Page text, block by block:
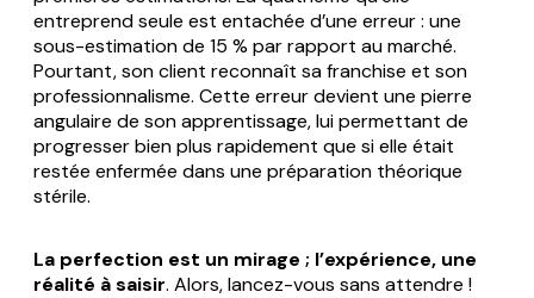
entreprend seule est entachée d’une erreur : une
sous-estimation de 15 % par rapport au marché.
Pourtant, son client reconnaît sa franchise et son
professionnalisme. Cette erreur devient une pierre
angulaire de son apprentissage, lui permettant de
progresser bien plus rapidement que si elle était
restée enfermée dans une préparation théorique
stérile.
La perfection est un mirage ; l’expérience, une
réalité à saisir. Alors, lancez-vous sans attendre !